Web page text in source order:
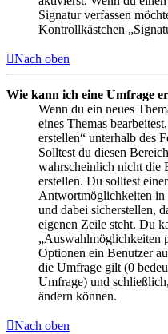
Signatur verfassen
Kontrollkästchen
Nach oben
Wie kann ich eine Umfrage
Wenn du ein neues
eines Themas
erstellen“ unterhalb des
Solltest du diesen
wahrscheinlich nicht die
erstellen. Du solltest
Antwortmöglichkeiten in
und dabei sicherstellen,
eigenen Zeile steht. Du
„Auswahlmöglichkeiten
Optionen ein Benutzer
die Umfrage gilt (0
Umfrage) und
ändern können.
Nach oben